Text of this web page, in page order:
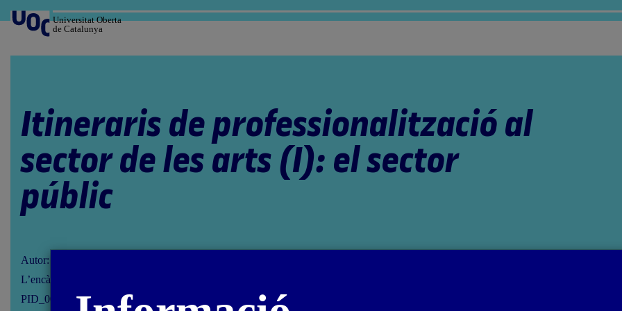
al
contingut
Universitat Oberta
de Catalunya
Itineraris de professionalització al
sector de les arts (I): el sector
públic
Autor: Javier Martín-Jiménez
L’encàrrec i la creació d’aquest recurs d’aprenentatge UOC han estat coordinats per la professora: Aida Sánchez de Serdio Martín
PID_00283059